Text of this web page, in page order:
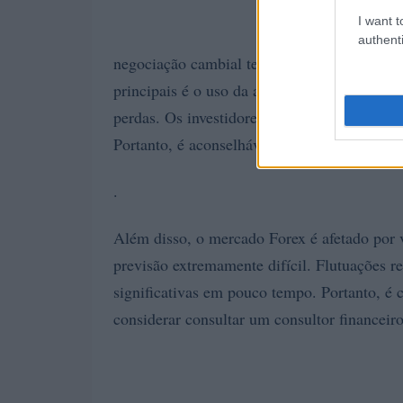
I want
negociação cambial tem vários riscos que
principais é o uso da alavancagem
perdas. Os investidores devem estar
Portanto, é aconselhável não investir
.
Além disso, o mercado Forex é afetado
previsão extremamente difícil. Flutuações
significativas em pouco tempo. Portanto, é
considerar consultar um consultor